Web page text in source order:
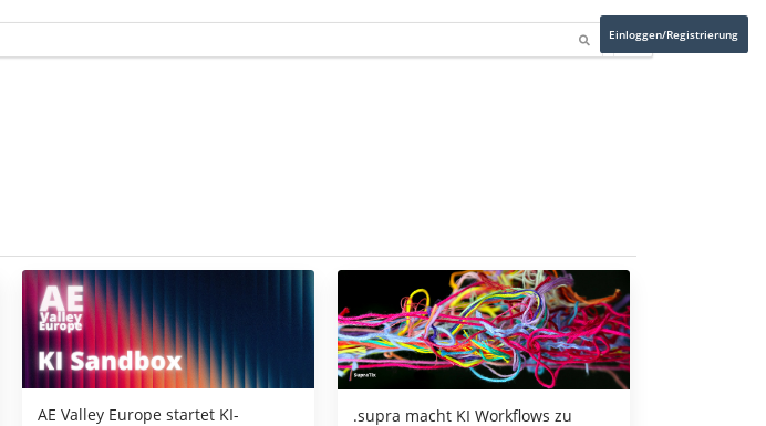
Einloggen/Registrierung
AE Valley Europe startet KI-
.supra macht KI Workflows zu